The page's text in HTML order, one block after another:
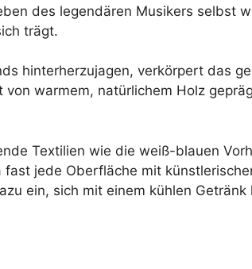
des legendären Musikers selbst
trägt.
hinterherzujagen, verkörpert das
von warmem, natürlichem Holz
Textilien wie die weiß-blauen
fast jede Oberfläche mit
ein, sich mit einem kühlen